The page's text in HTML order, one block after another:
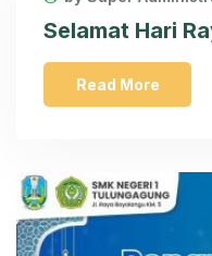
Selamat Hari
Read More